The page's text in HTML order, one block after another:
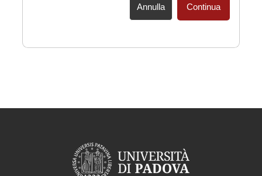
Annulla Continua